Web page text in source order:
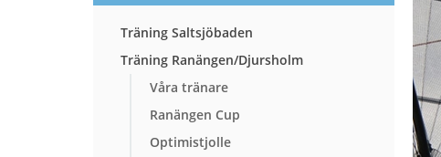
Träning Saltsjöbaden
Träning Ranängen/Djursholm
Våra tränare
Ranängen Cup
Optimistjolle